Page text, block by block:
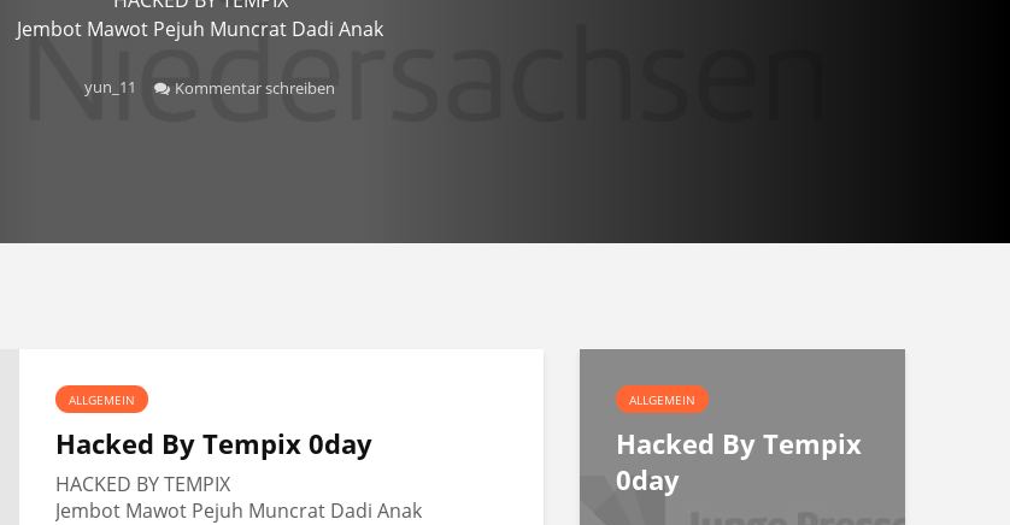
Jembot Mawot Pejuh Muncrat Dadi Anak
yun_11 Kommentar schreiben
ALLGEMEIN
Hacked By Tempix 0day
HACKED BY TEMPIX
Jembot Mawot Pejuh Muncrat Dadi Anak
ALLGEMEIN
Hacked By Tempix
0day